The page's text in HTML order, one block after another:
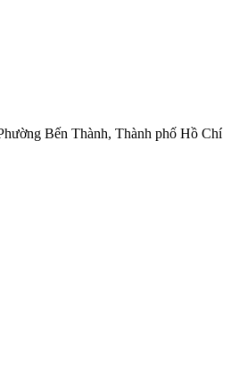
Bến Thành, Thành phố Hồ Chí